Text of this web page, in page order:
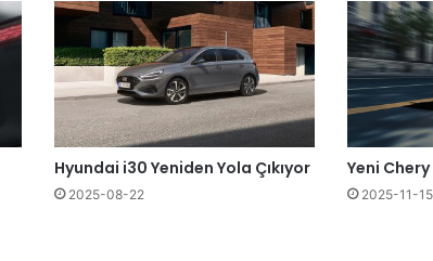
Hyundai i30 Yeniden Yola Çıkıyor
2025-08-22
Yeni
2025-11-15